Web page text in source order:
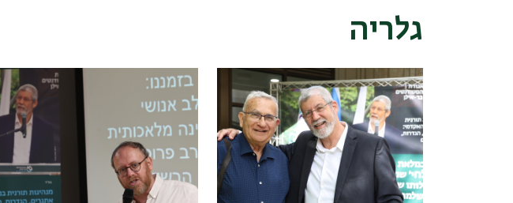
Breadcrumb
גלריה